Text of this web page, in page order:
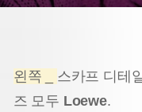
왼쪽 _ 스카프 디테
즈 모두 Loewe.